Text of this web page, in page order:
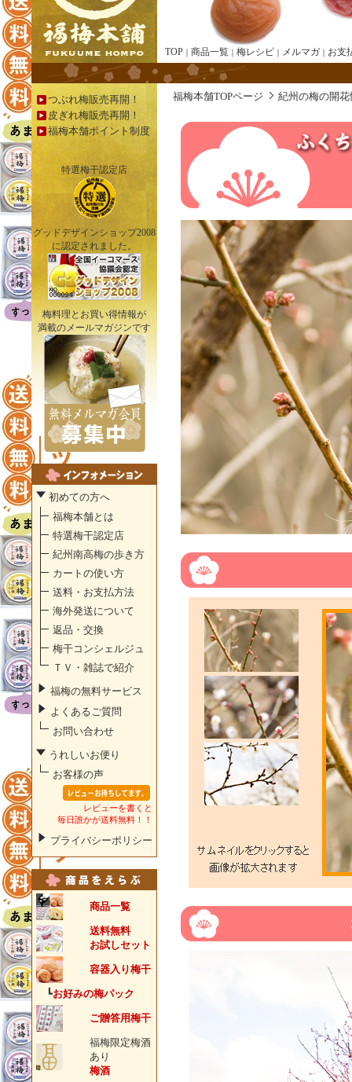
TOP ｜ 商品一覧 ｜ 梅レシピ ｜ メルマガ ｜ お支
つぶれ梅販売再開！
皮ぎれ梅販売再開！
福梅本舗ポイント制度
特選梅干認定店
グッドデザインショップ2008
に認定されました。
梅料理とお買い得情報が
満載のメールマガジンです
初めての方へ
福梅本舗とは
特選梅干認定店
紀州南高梅の歩き方
カートの使い方
送料・お支払方法
海外発送について
返品・交換
梅干コンシェルジュ
ＴＶ・雑誌で紹介
福梅の無料サービス
よくあるご質問
お問い合わせ
うれしいお便り
お客様の声
レビューを書くと
毎日誰かが送料無料！！
プライバシーポリシー
商品一覧
送料無料
お試しセット
容器入り梅干
┗お好みの梅パック
ご贈答用梅干
福梅限定梅酒
あり
梅酒
福梅本舗TOPページ 紀州の梅の開花